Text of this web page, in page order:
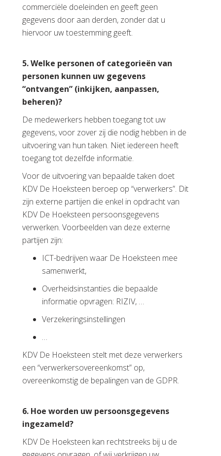
commerciële doeleinden en geeft geen
gegevens door aan derden, zonder dat u
hiervoor uw toestemming geeft.
5. Welke personen of categorieën van
personen kunnen uw gegevens
“ontvangen” (inkijken, aanpassen,
beheren)?
De medewerkers hebben toegang tot uw
gegevens, voor zover zij die nodig hebben in de
uitvoering van hun taken. Niet iedereen heeft
toegang tot dezelfde informatie.
Voor de uitvoering van bepaalde taken doet
KDV De Hoeksteen beroep op “verwerkers”. Dit
zijn externe partijen die enkel in opdracht van
KDV De Hoeksteen persoonsgegevens
verwerken. Voorbeelden van deze externe
partijen zijn:
ICT-bedrijven waar De Hoeksteen mee
samenwerkt,
Overheidsinstanties die bepaalde
informatie opvragen: RIZIV, …
Verzekeringsinstellingen
…
KDV De Hoeksteen stelt met deze verwerkers
een “verwerkersovereenkomst” op,
overeenkomstig de bepalingen van de GDPR.
6. Hoe worden uw persoonsgegevens
ingezameld?
KDV De Hoeksteen kan rechtstreeks bij u de